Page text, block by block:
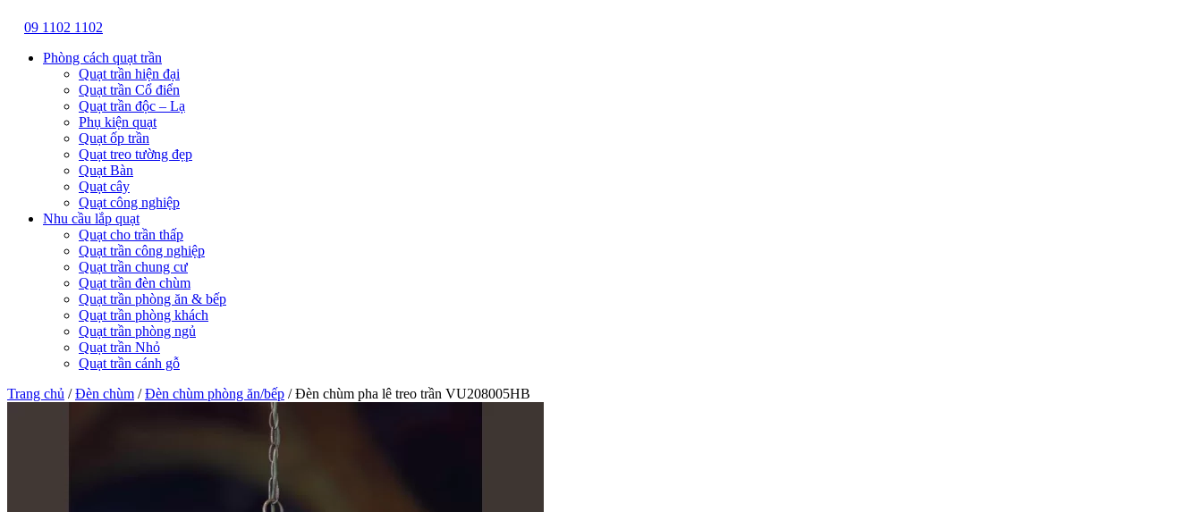
09 1102 1102
Phòng cách quạt trần
Quạt trần hiện đại
Quạt trần Cổ điển
Quạt trần độc – Lạ
Phụ kiện quạt
Quạt ốp trần
Quạt treo tường đẹp
Quạt Bàn
Quạt cây
Quạt công nghiệp
Nhu cầu lắp quạt
Quạt cho trần thấp
Quạt trần công nghiệp
Quạt trần chung cư
Quạt trần đèn chùm
Quạt trần phòng ăn & bếp
Quạt trần phòng khách
Quạt trần phòng ngủ
Quạt trần Nhỏ
Quạt trần cánh gỗ
Trang chủ /Đèn chùm /Đèn chùm phòng ăn/bếp /Đèn chùm pha lê treo trần VU208005HB